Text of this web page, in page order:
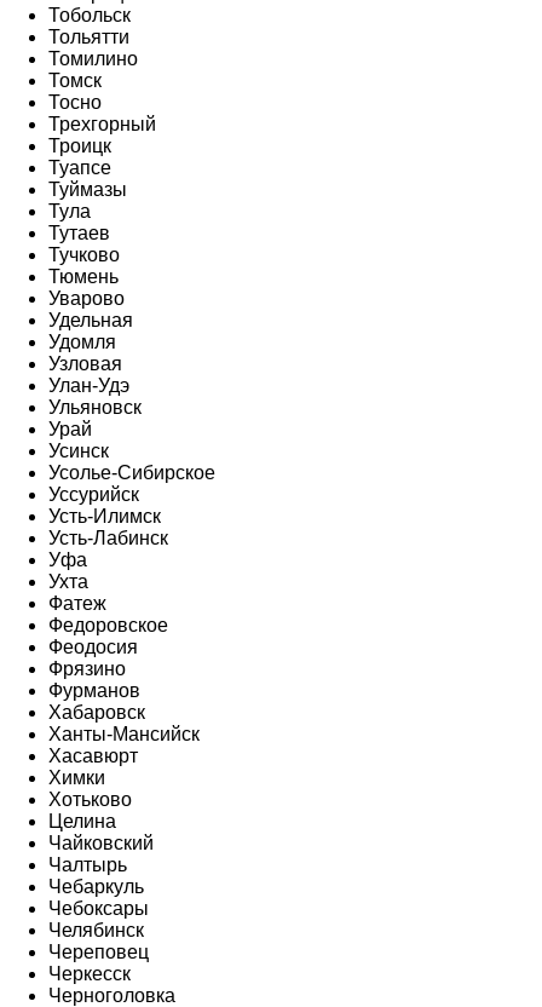
Тобольск
Тольятти
Томилино
Томск
Тосно
Трехгорный
Троицк
Туапсе
Туймазы
Тула
Тутаев
Тучково
Тюмень
Уварово
Удельная
Удомля
Узловая
Улан-Удэ
Ульяновск
Урай
Усинск
Усолье-Сибирское
Уссурийск
Усть-Илимск
Усть-Лабинск
Уфа
Ухта
Фатеж
Федоровское
Феодосия
Фрязино
Фурманов
Хабаровск
Ханты-Мансийск
Хасавюрт
Химки
Хотьково
Целина
Чайковский
Чалтырь
Чебаркуль
Чебоксары
Челябинск
Череповец
Черкесск
Черноголовка